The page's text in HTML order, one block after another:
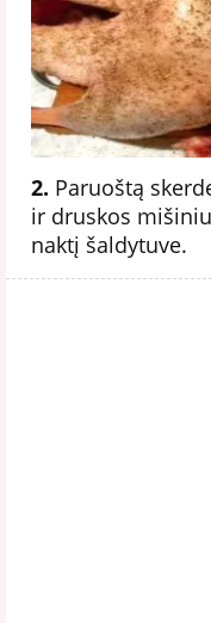
2. Paruoštą
ir druskos
naktį šaldytuve.